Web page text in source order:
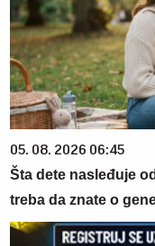
05. 08. 2026 06:45
Šta dete nasleđuje
treba da znate o